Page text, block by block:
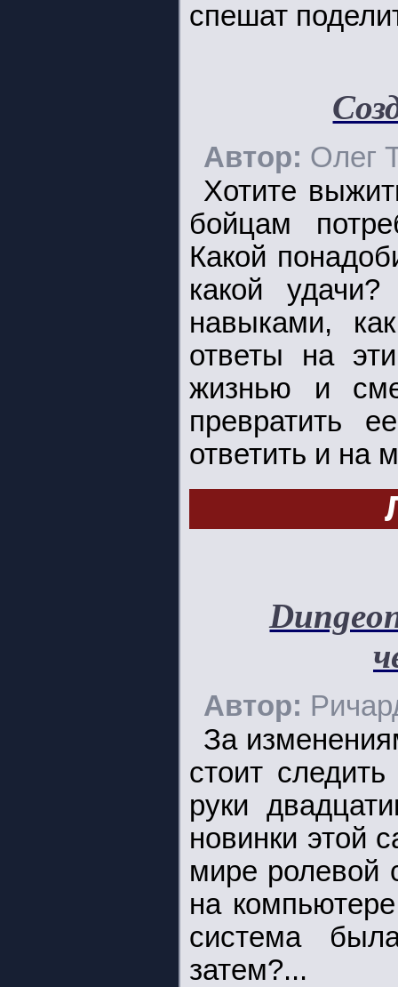
спешат
Автор: Олег
Хотите
бойцам
Какой
какой
навыками,
ответы на
жизнью и
превратить
ответить и на
Автор:
За
стоит
руки
новинки этой
мире ролевой
на
система
затем?...